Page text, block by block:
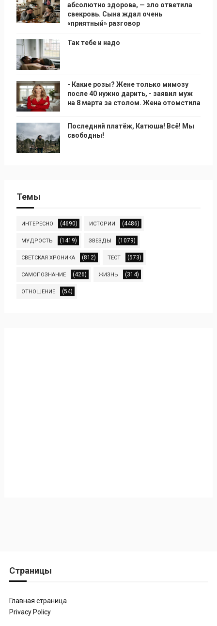
абсолютно здорова, — зло ответила
свекровь. Сына ждал очень
«приятный» разговор
Так тебе и надо
- Какие розы? Жене только мимозу
после 40 нужно дарить, - заявил муж
на 8 марта за столом. Жена отомстила
Последний платёж, Катюша! Всё! Мы
свободны!
Темы
ИНТЕРЕСНО (4690) ИСТОРИИ (4486)
МУДРОСТЬ (1419) ЗВЕЗДЫ (1079)
СВЕТСКАЯ ХРОНИКА (812) ТЕСТ (573)
САМОПОЗНАНИЕ (426) ЖИЗНЬ (314)
ОТНОШЕНИЕ (54)
Страницы
Главная страница
Privacy Policy